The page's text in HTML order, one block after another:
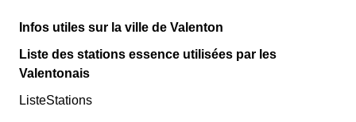
Infos utiles sur la ville de Valenton
Liste des stations essence utilisées par les
Valentonais
ListeStations